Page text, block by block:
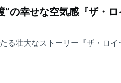
”の幸せな空気感『ザ・ロ
る壮大なストーリー『ザ・ロイ